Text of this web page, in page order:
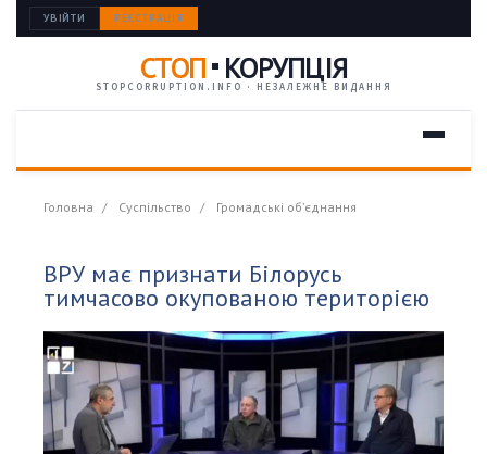
УВІЙТИ РЕЄСТРАЦІЯ
СТОП КОРУПЦІЯ
STOPCORRUPTION.INFO · НЕЗАЛЕЖНЕ ВИДАННЯ
Головна Суспільство Громадські об’єднання
ВРУ має признати Білорусь
тимчасово окупованою територією